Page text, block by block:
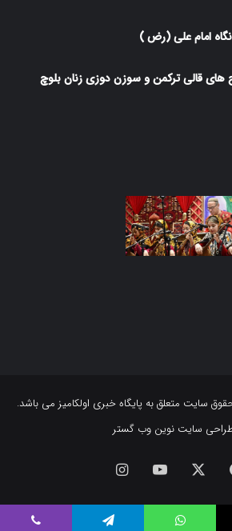
امام علی (رض )
قالی ترکمن و سوزن دوزی زنان بلوچ
تمامی حقوق سایت متعلق به پایگاه خبری اولکامیز می باشد.
سایت نوین وب گستر
فیس
بوک
یوتیوب